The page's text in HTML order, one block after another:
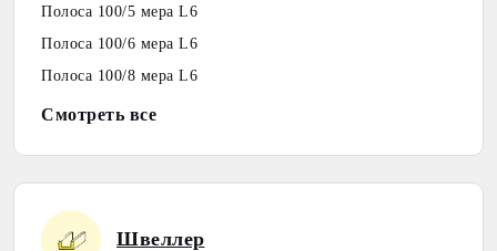
Полоса 100/5 мера L6
Полоса 100/6 мера L6
Полоса 100/8 мера L6
Смотреть все
Швеллер